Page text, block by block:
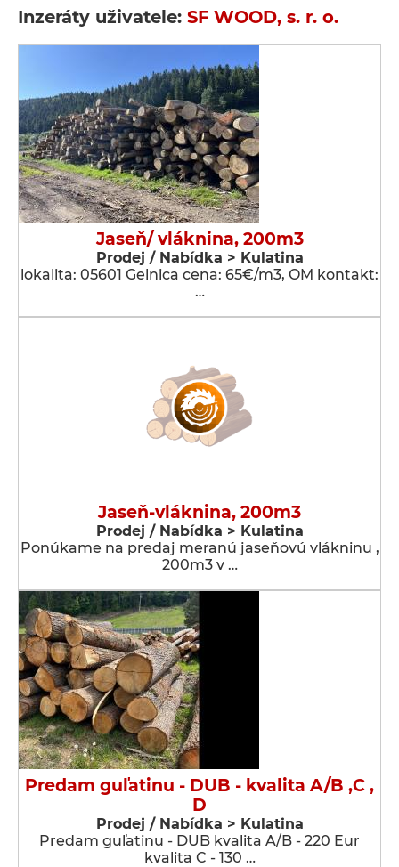
Inzeráty uživatele: SF WOOD, s. r. o.
Jaseň/ vláknina, 200m3
Prodej / Nabídka > Kulatina
lokalita: 05601 Gelnica cena: 65€/m3, OM kontakt:
…
Jaseň-vláknina, 200m3
Prodej / Nabídka > Kulatina
Ponúkame na predaj meranú jaseňovú vlákninu ,
200m3 v …
Predam guľatinu - DUB - kvalita A/B ,C ,
D
Prodej / Nabídka > Kulatina
Predam guľatinu - DUB kvalita A/B - 220 Eur
kvalita C - 130 …